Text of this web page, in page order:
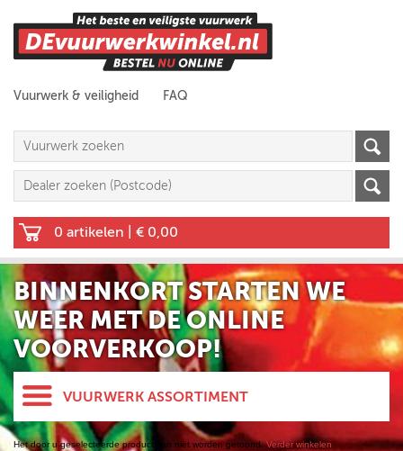
Vuurwerk & veiligheid FAQ
0 artikelen € 0,00
BINNENKORT STARTEN WE
WEER MET DE ONLINE
VOORVERKOOP!
VUURWERK ASSORTIMENT
HELE ASSORTIMENT
Het door u geselecteerde product kan niet worden getoond.Verder winkelen